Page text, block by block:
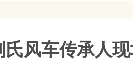
风车传承人